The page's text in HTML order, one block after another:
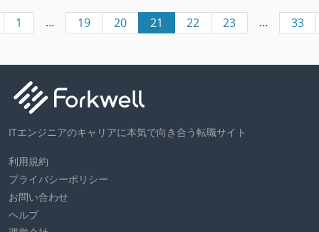
1 … 19 20 21 22 23 … 33
ITエンジニアのキャリアに本気で向き合う転職サイト
利用規約
プライバシーポリシー
お問い合わせ
ヘルプ